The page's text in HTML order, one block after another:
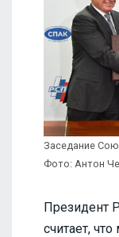
Заседание
Фото: Антон
Президент
считает,